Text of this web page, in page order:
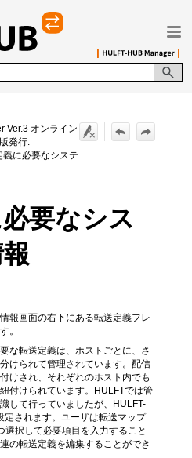
テンツにスキップ
Ver.3 オンライン
発行:
義に必要なシステ
要なシス
報画面の右下にある転送定義フレ
。
な転送定義は、ホストごとに、さ
けられて管理されています。配信
けされ、それぞれのホスト内でも
付けられています。HULFTでは管
して行っていましたが、HULFT-
されます。ユーザは転送マップ
選択して必要項目を入力すること
の転送定義を編集することができ